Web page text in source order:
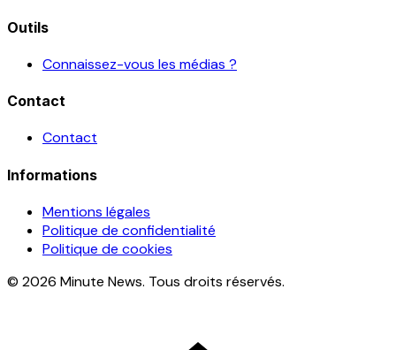
Outils
Connaissez-vous les médias ?
Contact
Contact
Informations
Mentions légales
Politique de confidentialité
Politique de cookies
© 2026 Minute News. Tous droits réservés.